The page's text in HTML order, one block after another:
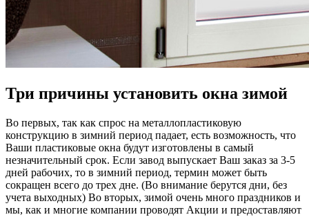
Три причины установить окна зимой
Во первых, так как спрос на металлопластиковую
конструкцию в зимний период падает, есть возможность, что
Ваши пластиковые окна будут изготовлены в самый
незначительный срок. Если завод выпускает Ваш заказ за 3-5
дней рабочих, то в зимний период, термин может быть
сокращен всего до трех дне. (Во внимание берутся дни, без
учета выходных) Во вторых, зимой очень много праздников и
мы, как и многие компании проводят Акции и предоставляют